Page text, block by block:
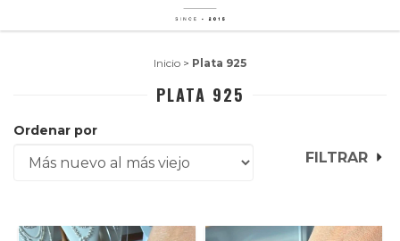
Inicio > Plata 925
PLATA 925
Ordenar por
FILTRAR